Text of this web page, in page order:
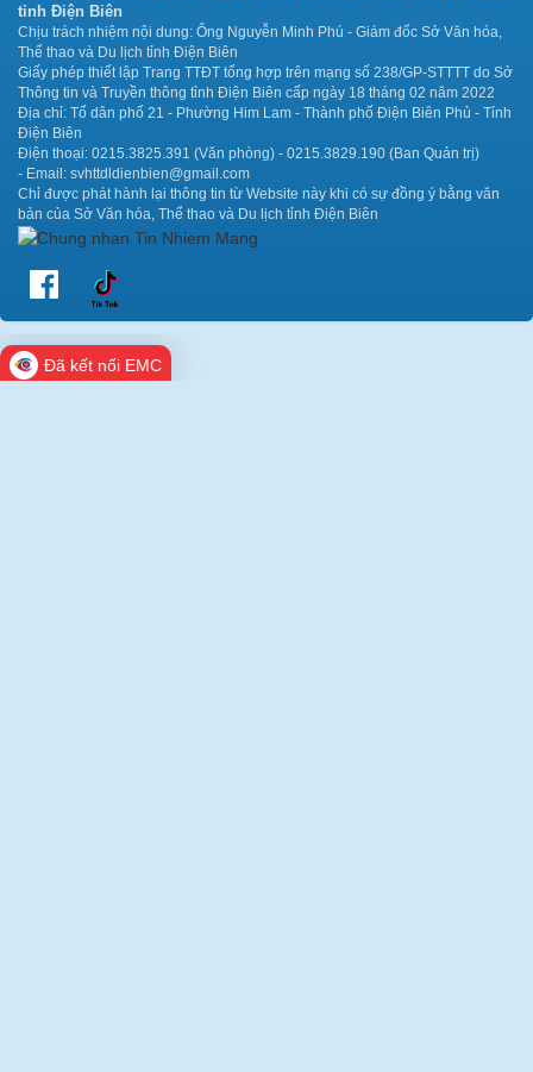
tỉnh Điện Biên
Chịu trách nhiệm nội dung: Ông Nguyễn Minh Phú - Giám đốc Sở Văn hóa,
Thể thao và Du lịch tỉnh Điện Biên
Giấy phép thiết lập Trang TTĐT tổng hợp trên mạng số 238/GP-STTTT do Sở
Thông tin và Truyền thông tỉnh Điện Biên cấp ngày 18 tháng 02 năm 2022
Địa chỉ: Tổ dân phố 21 - Phường Him Lam - Thành phố Điện Biên Phủ - Tỉnh
Điện Biên
Điện thoại: 0215.3825.391 (Văn phòng) - 0215.3829.190 (Ban Quản trị)
- Email: svhttdldienbien@gmail.com
Chỉ được phát hành lại thông tin từ Website này khi có sự đồng ý bằng văn
bản của Sở Văn hóa, Thể thao và Du lịch tỉnh Điện Biên
Đã kết nối EMC